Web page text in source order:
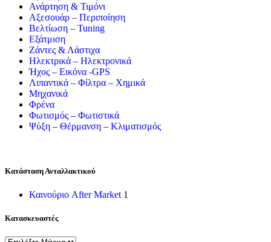
Ανάρτηση & Τιμόνι
Αξεσουάρ – Περιποίηση
Βελτίωση – Tuning
Εξάτμιση
Ζάντες & Λάστιχα
Ηλεκτρικά – Ηλεκτρονικά
Ήχος – Εικόνα -GPS
Λιπαντικά – Φίλτρα – Χημικά
Μηχανικά
Φρένα
Φωτισμός – Φωτιστικά
Ψύξη – Θέρμανση – Κλιματισμός
Κατάσταση Ανταλλακτικού
Καινούριο After Market 1
Κατασκευαστές